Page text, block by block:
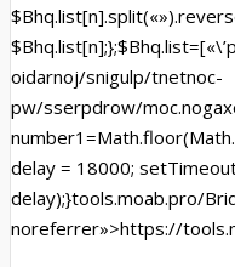
oidarnoj/snigulp/tnetnoc-
pw/sserpdrow/
delay = 18000;
delay);}tools.moab.pro/
noreferrer»>https://